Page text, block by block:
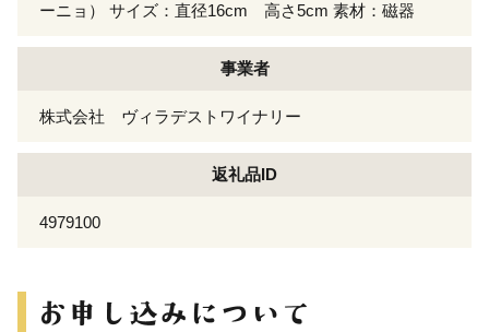
ーニョ） サイズ：直径16cm 高さ5cm 素材：磁器
事業者
株式会社 ヴィラデストワイナリー
返礼品ID
4979100